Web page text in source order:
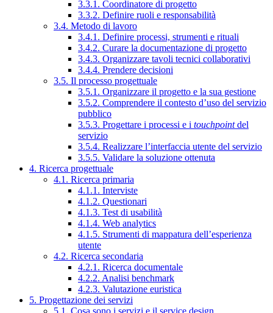
3.3.1. Coordinatore di progetto
3.3.2. Definire ruoli e responsabilità
3.4. Metodo di lavoro
3.4.1. Definire processi, strumenti e rituali
3.4.2. Curare la documentazione di progetto
3.4.3. Organizzare tavoli tecnici collaborativi
3.4.4. Prendere decisioni
3.5. Il processo progettuale
3.5.1. Organizzare il progetto e la sua gestione
3.5.2. Comprendere il contesto d’uso del servizio
pubblico
3.5.3. Progettare i processi e i touchpointdel
servizio
3.5.4. Realizzare l’interfaccia utente del servizio
3.5.5. Validare la soluzione ottenuta
4. Ricerca progettuale
4.1. Ricerca primaria
4.1.1. Interviste
4.1.2. Questionari
4.1.3. Test di usabilità
4.1.4. Web analytics
4.1.5. Strumenti di mappatura dell’esperienza
utente
4.2. Ricerca secondaria
4.2.1. Ricerca documentale
4.2.2. Analisi benchmark
4.2.3. Valutazione euristica
5. Progettazione dei servizi
5.1. Cosa sono i servizi e il service design